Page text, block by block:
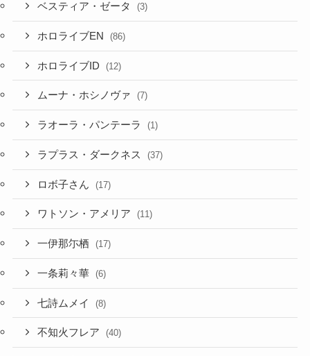
ベスティア・ゼータ (3)
ホロライブEN (86)
ホロライブID (12)
ムーナ・ホシノヴァ (7)
ラオーラ・パンテーラ (1)
ラプラス・ダークネス (37)
ロボ子さん (17)
ワトソン・アメリア (11)
一伊那尓栖 (17)
一条莉々華 (6)
七詩ムメイ (8)
不知火フレア (40)